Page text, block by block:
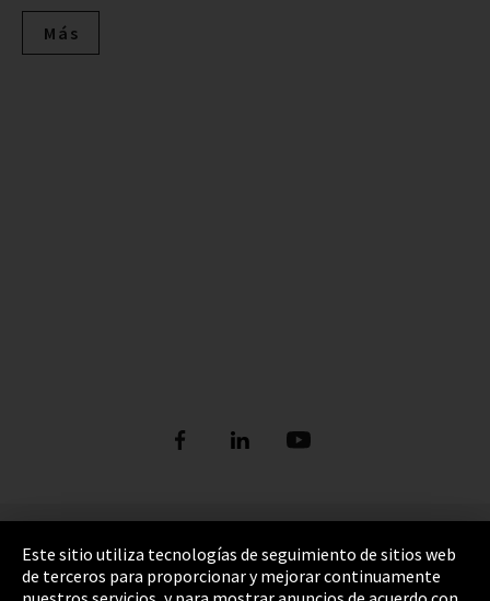
Más
Pie de imprenta
Política de privacidad
Este sitio utiliza tecnologías de seguimiento de sitios web
de terceros para proporcionar y mejorar continuamente